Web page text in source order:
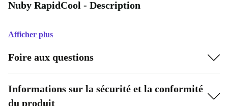
Nuby RapidCool - Description
Afficher plus
Foire aux questions
Informations sur la sécurité et la conformité
du produit